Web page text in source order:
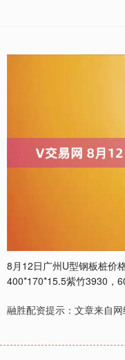
8月12日广州U型钢板桩价
400*170*15.5紫竹3930，
融胜配资提示：文章来自网